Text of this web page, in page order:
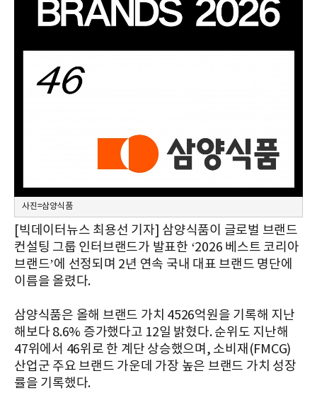
사진=삼양식품
[빅데이터뉴스 최용선 기자] 삼양식품이 글로벌 브랜드
컨설팅 그룹 인터브랜드가 발표한 ‘2026 베스트 코리아
브랜드’에 선정되며 2년 연속 국내 대표 브랜드 명단에
이름을 올렸다.
삼양식품은 올해 브랜드 가치 4526억원을 기록해 지난
해보다 8.6% 증가했다고 12일 밝혔다. 순위도 지난해
47위에서 46위로 한 계단 상승했으며, 소비재(FMCG)
산업군 주요 브랜드 가운데 가장 높은 브랜드 가치 성장
률을 기록했다.